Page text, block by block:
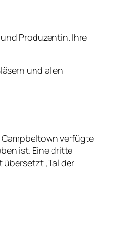
Produzentin. Ihre
und allen
Campbeltown verfügte
ist. Eine dritte
übersetzt ‚Tal der